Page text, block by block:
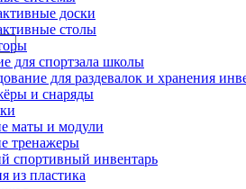
доски
столы
для спортзала школы
для раздевалок и хранения
и снаряды
маты и модули
тренажеры
спортивный инвентарь
из пластика